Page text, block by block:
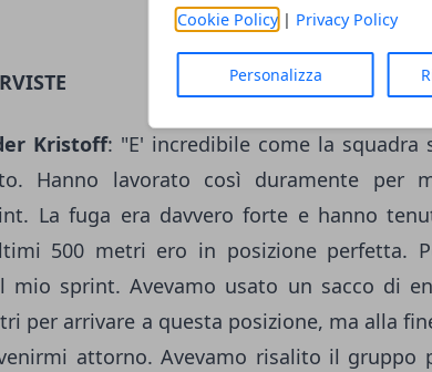
Cookie Policy| Privacy Policy
Personalizza
Kristoff: "E' incredibile come la squadra
Hanno lavorato così duramente per
La fuga era davvero forte e hanno
500 metri ero in posizione perfetta.
mio sprint. Avevamo usato un sacco di
per arrivare a questa posizione, ma alla
attorno. Avevamo risalito il gruppo